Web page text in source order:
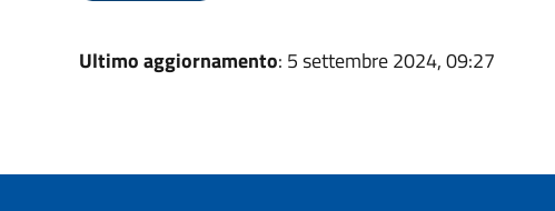
Ultimo aggiornamento: 5 settembre 2024, 09:27